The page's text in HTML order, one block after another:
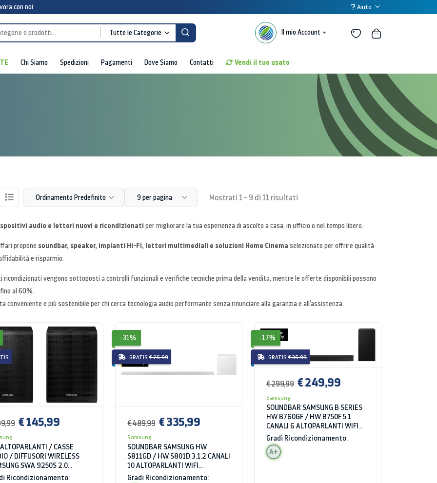
con noi Aiuto
Tutte le Categorie Il mio Account
Chi Siamo Spedizioni Pagamenti Dove Siamo Contatti Vendi il tuo usato
Ordinamento Predefinito 9 per pagina Mostrati 1 - 9 di 11 risultati
audio e lettori nuovi e ricondizionati per migliorare la tua esperienza di ascolto a casa, in ufficio o nel tempo libero.
propone soundbar, speaker, impianti Hi-Fi, lettori multimediali e soluzioni Home Cinema selezionate per offrire qualità
e risparmio.
ricondizionati vengono sottoposti a controlli funzionali e verifiche tecniche prima della vendita, mentre le offerte disponibili possono
al 60%.
conveniente e più sostenibile per chi cerca tecnologia audio performante senza rinunciare alla garanzia e all’assistenza.
€ 145,99
/ CASSE
/ DIFFUSORI WIRELESS
SWA 9250S 2.0
120 W
Ricondizionamento:
-31%
GRATIS € 25.99
€ 489,99 € 335,99
Samsung
SOUNDBAR SAMSUNG HW
S811GD / HW S801D 3.1.2 CANALI
10 ALTOPARLANTI WIFI
BLUETOOTH BIANCO
Gradi Ricondizionamento:
-17%
GRATIS € 35.99
€ 299,99 € 249,99
Samsung
SOUNDBAR SAMSUNG B SERIES
HW B760GF / HW B750F 5.1
CANALI 6 ALTOPARLANTI WIFI
BLUETOOTH HDMI NERO
Gradi Ricondizionamento:
A+